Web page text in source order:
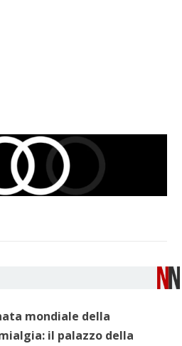
mondiale della
il palazzo della